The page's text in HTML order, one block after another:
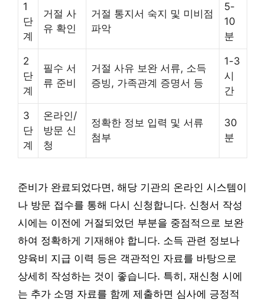
1
단
계
거절 사
유 확인
거절 통지서 숙지 및 미비점
파악
5-
10
분
2
단
계
필수 서
류 준비
거절 사유 보완 서류, 소득
증빙, 가족관계 증명서 등
1-3
시
간
3
단
계
온라인/
방문 신
청
정확한 정보 입력 및 서류
첨부
30
분
준비가 완료되었다면, 해당 기관의 온라인 시스템이
나 방문 접수를 통해 다시 신청합니다. 신청서 작성
시에는 이전에 거절되었던 부분을 중점적으로 보완
하여 정확하게 기재해야 합니다. 소득 관련 정보나
양육비 지급 이력 등은 객관적인 자료를 바탕으로
상세히 작성하는 것이 좋습니다. 특히, 재신청 시에
는 추가 소명 자료를 함께 제출하면 심사에 긍정적